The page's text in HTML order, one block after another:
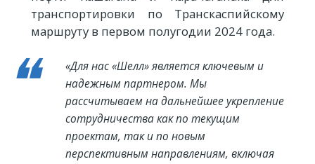
транспортировки по Транскаспийскому
маршруту в первом полугодии 2024 года.
«Для нас «Шелл» является ключевым и
надежным партнером. Мы
рассчитываем на дальнейшее укрепление
сотрудничества как по текущим
проектам, так и по новым
перспективным направлениям, включая